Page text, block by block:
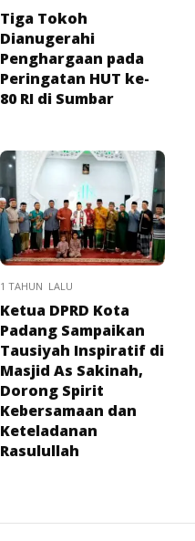
Tiga Tokoh
Dianugerahi
Penghargaan pada
Peringatan HUT ke-
80 RI di Sumbar
1 TAHUN LALU
Ketua DPRD Kota
Padang Sampaikan
Tausiyah Inspiratif di
Masjid As Sakinah,
Dorong Spirit
Kebersamaan dan
Keteladanan
Rasulullah